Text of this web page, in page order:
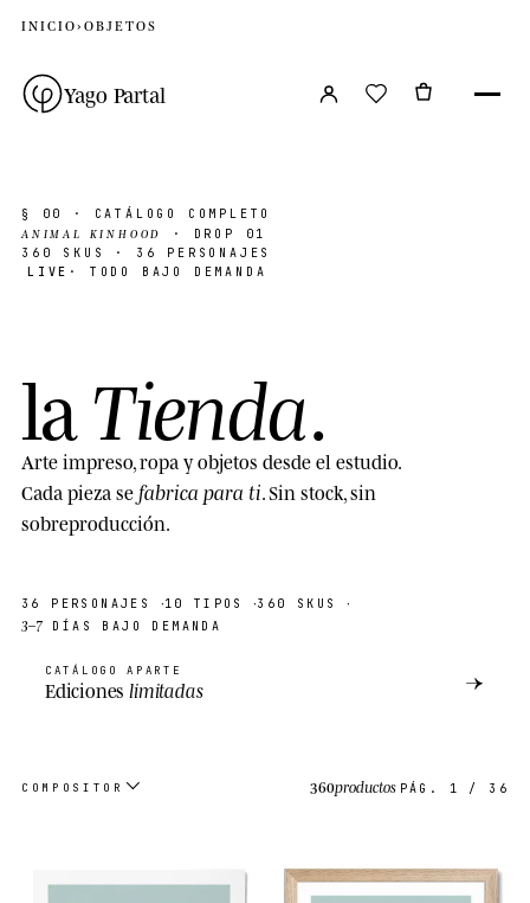
INICIO› OBJETOS
Yago Partal
§ 00
· CATÁLOGO COMPLETO
ANIMAL KINHOOD
· DROP 01
360
SKUS · 36 PERSONAJES
LIVE · TODO BAJO DEMANDA
la Tienda.
Arte impreso, ropa y objetos desde el estudio.
Cada pieza sefabrica para ti . Sin stock, sin
sobreproducción.
36 PERSONAJES ·10 TIPOS·360 SKUS ·
3–7 DÍAS BAJO DEMANDA
CATÁLOGO APARTE
Ediciones limitadas →
COMPOSITOR 360productos PÁG. 1 / 36